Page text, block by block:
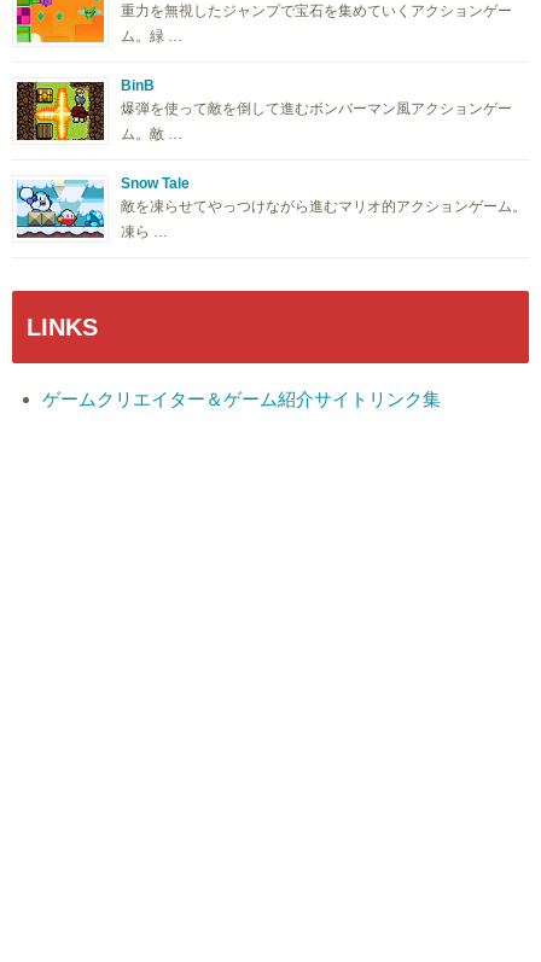
重力を無視したジャンプで宝石を集めていくアクションゲー
ム。緑 …
BinB
爆弾を使って敵を倒して進むボンバーマン風アクションゲー
ム。敵 …
Snow Tale
敵を凍らせてやっつけながら進むマリオ的アクションゲーム。
凍ら …
LINKS
ゲームクリエイター＆ゲーム紹介サイトリンク集